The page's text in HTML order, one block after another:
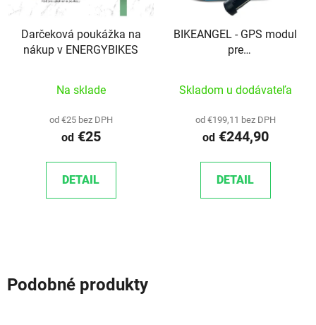
Darčeková poukážka na
nákup v ENERGYBIKES
Na sklade
od €25 bez DPH
od€25
DETAIL
BIKEANGEL - GPS modul
pre
Skladom u dodávateľa
od €199,11 bez DPH
od€244,90
DETAIL
Podobné produkty